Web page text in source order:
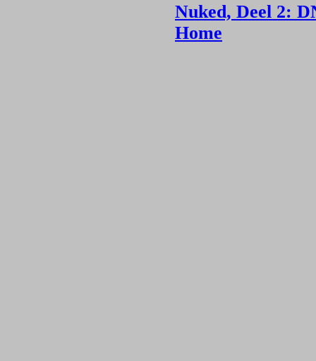
Nuked, Deel 2:
Home